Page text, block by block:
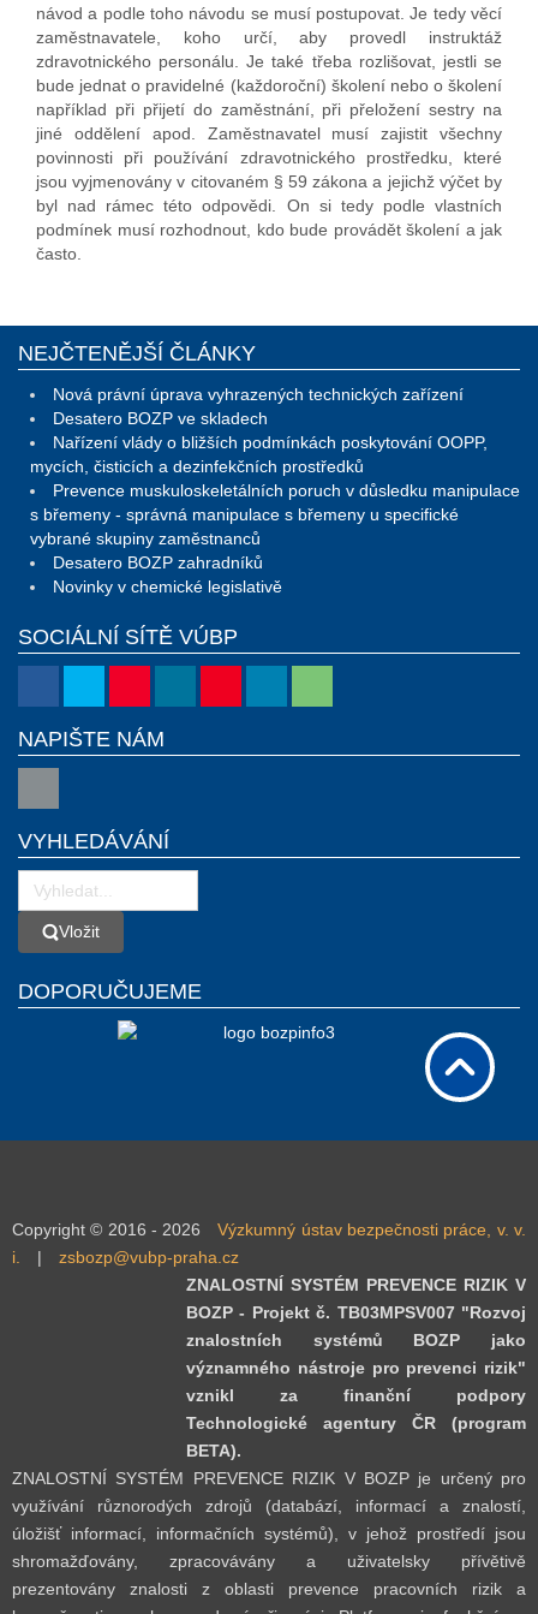
návod a podle toho návodu se musí postupovat. Je tedy věcí
zaměstnavatele, koho určí, aby provedl instruktáž
zdravotnického personálu. Je také třeba rozlišovat, jestli se
bude jednat o pravidelné (každoroční) školení nebo o školení
například při přijetí do zaměstnání, při přeložení sestry na
jiné oddělení apod. Zaměstnavatel musí zajistit všechny
povinnosti při používání zdravotnického prostředku, které
jsou vyjmenovány v citovaném § 59 zákona a jejichž výčet by
byl nad rámec této odpovědi. On si tedy podle vlastních
podmínek musí rozhodnout, kdo bude provádět školení a jak
často.
NEJČTENĚJŠÍ ČLÁNKY
Nová právní úprava vyhrazených technických zařízení
Desatero BOZP ve skladech
Nařízení vlády o bližších podmínkách poskytování OOPP,
mycích, čisticích a dezinfekčních prostředků
Prevence muskuloskeletálních poruch v důsledku manipulace
s břemeny - správná manipulace s břemeny u specifické
vybrané skupiny zaměstnanců
Desatero BOZP zahradníků
Novinky v chemické legislativě
SOCIÁLNÍ SÍTĚ VÚBP
NAPIŠTE NÁM
VYHLEDÁVÁNÍ
VložitVložit
DOPORUČUJEME
Copyright © 2016 - 2026
Výzkumný ústav bezpečnosti práce, v. v.
i.
|
zsbozp@vubp-praha.cz
ZNALOSTNÍ SYSTÉM PREVENCE RIZIK V
BOZP - Projekt č. TB03MPSV007 "Rozvoj
znalostních systémů BOZP jako
významného nástroje pro prevenci rizik"
vznikl za finanční podpory
Technologické agentury ČR (program
BETA).
ZNALOSTNÍ SYSTÉM PREVENCE RIZIK V BOZP je určený pro
využívání různorodých zdrojů (databází, informací a znalostí,
úložišť informací, informačních systémů), v jehož prostředí jsou
shromažďovány, zpracovávány a uživatelsky přívětivě
prezentovány znalosti z oblasti prevence pracovních rizik a